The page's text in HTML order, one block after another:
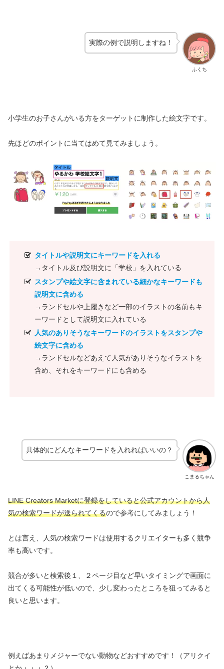
ふくち
実際の例で説明しますね！
小学生のお子さんがいる方をターゲットに制作した絵文字です。
先ほどのポイントに当てはめて見てみましょう。
タイトルや説明文にキーワードを入れる
→タイトル及び説明文に「学校」を入れている
スタンプや絵文字に含まれている細かなキーワードも
説明文に含める
→ランドセルや上履きなど一部のイラストの名前もキ
ーワードとして説明文に入れている
人気のありそうなキーワードのイラストをスタンプや
絵文字に含める
→ランドセルなどあえて人気がありそうなイラストを
含め、それをキーワードにも含める
こまるちゃん
具体的にどんなキーワードを入れればいいの？
LINE Creators Marketに登録をしていると公式アカウントから人
気の検索ワードが送られてくるので参考にしてみましょう！
とは言え、人気の検索ワードは使用するクリエイターも多く競争
率も高いです。
競合が多いと検索後１、２ページ目など早いタイミングで画面に
出てくる可能性が低いので、少し変わったところを狙ってみると
良いと思います。
例えばあまりメジャーでない動物などおすすめです！（アリクイ